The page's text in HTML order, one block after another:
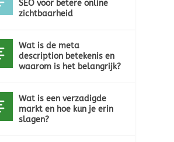
SEO voor betere online
zichtbaarheid
Wat is de meta
description betekenis en
waarom is het belangrijk?
Wat is een verzadigde
markt en hoe kun je erin
slagen?